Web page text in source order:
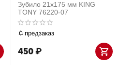
Зубило 21x175 мм KING
TONY 76220-07
предзаказ
450₽